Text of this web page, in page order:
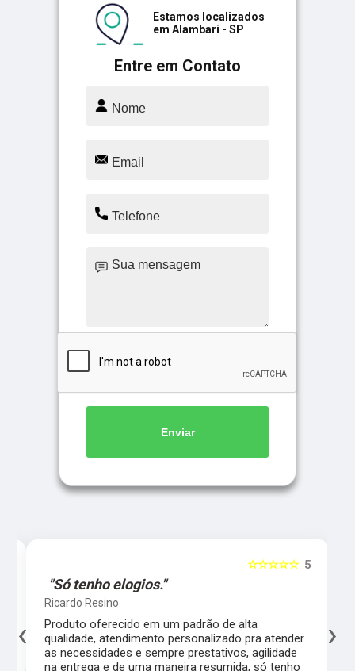
Entre em Contato
Estamos localizados
em Alambari - SP
Enviar
5
☆☆☆☆☆
"Só tenho elogios."
Ricardo Resino
Produto oferecido em um padrão de alta
qualidade, atendimento personalizado pra atender
as necessidades e sempre prestativos, agilidade
na entrega e de uma maneira resumida, só tenho
‹ ›